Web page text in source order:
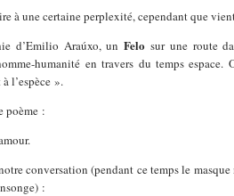
à une certaine perplexité, cependant que
d’Emilio Araúxo, unFelo sur une route
humanité en travers du temps
l’espèce ».
poème :
conversation (pendant ce temps le masque
: